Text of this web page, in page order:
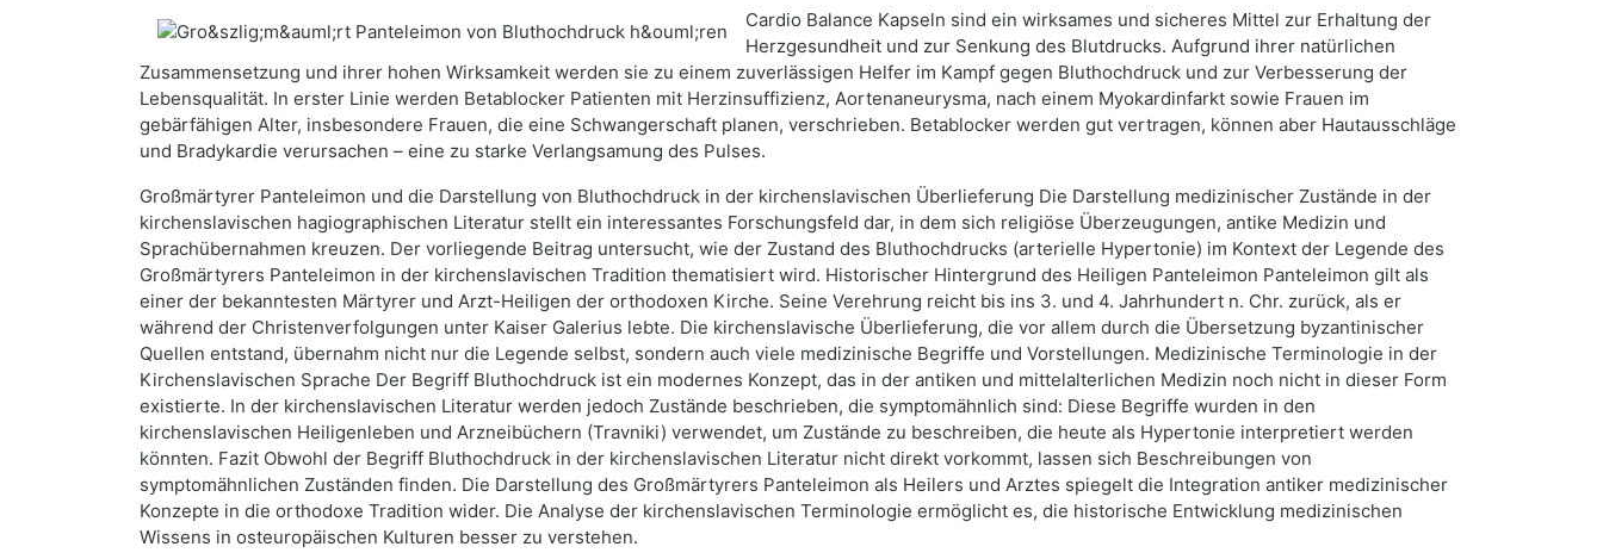
Cardio Balance Kapseln sind ein wirksames und sicheres Mittel zur Erhaltung der
Herzgesundheit und zur Senkung des Blutdrucks. Aufgrund ihrer natürlichen
Zusammensetzung und ihrer hohen Wirksamkeit werden sie zu einem zuverlässigen Helfer im Kampf gegen Bluthochdruck und zur Verbesserung der
Lebensqualität. In erster Linie werden Betablocker Patienten mit Herzinsuffizienz, Aortenaneurysma, nach einem Myokardinfarkt sowie Frauen im
gebärfähigen Alter, insbesondere Frauen, die eine Schwangerschaft planen, verschrieben. Betablocker werden gut vertragen, können aber Hautausschläge
und Bradykardie verursachen – eine zu starke Verlangsamung des Pulses.
Großmärtyrer Panteleimon und die Darstellung von Bluthochdruck in der kirchenslavischen Überlieferung Die Darstellung medizinischer Zustände in der
kirchenslavischen hagiographischen Literatur stellt ein interessantes Forschungsfeld dar, in dem sich religiöse Überzeugungen, antike Medizin und
Sprachübernahmen kreuzen. Der vorliegende Beitrag untersucht, wie der Zustand des Bluthochdrucks (arterielle Hypertonie) im Kontext der Legende des
Großmärtyrers Panteleimon in der kirchenslavischen Tradition thematisiert wird. Historischer Hintergrund des Heiligen Panteleimon Panteleimon gilt als
einer der bekanntesten Märtyrer und Arzt-Heiligen der orthodoxen Kirche. Seine Verehrung reicht bis ins 3. und 4. Jahrhundert n. Chr. zurück, als er
während der Christenverfolgungen unter Kaiser Galerius lebte. Die kirchenslavische Überlieferung, die vor allem durch die Übersetzung byzantinischer
Quellen entstand, übernahm nicht nur die Legende selbst, sondern auch viele medizinische Begriffe und Vorstellungen. Medizinische Terminologie in der
Kirchenslavischen Sprache Der Begriff Bluthochdruck ist ein modernes Konzept, das in der antiken und mittelalterlichen Medizin noch nicht in dieser Form
existierte. In der kirchenslavischen Literatur werden jedoch Zustände beschrieben, die symptomähnlich sind: Diese Begriffe wurden in den
kirchenslavischen Heiligenleben und Arzneibüchern (Travniki) verwendet, um Zustände zu beschreiben, die heute als Hypertonie interpretiert werden
könnten. Fazit Obwohl der Begriff Bluthochdruck in der kirchenslavischen Literatur nicht direkt vorkommt, lassen sich Beschreibungen von
symptomähnlichen Zuständen finden. Die Darstellung des Großmärtyrers Panteleimon als Heilers und Arztes spiegelt die Integration antiker medizinischer
Konzepte in die orthodoxe Tradition wider. Die Analyse der kirchenslavischen Terminologie ermöglicht es, die historische Entwicklung medizinischen
Wissens in osteuropäischen Kulturen besser zu verstehen.